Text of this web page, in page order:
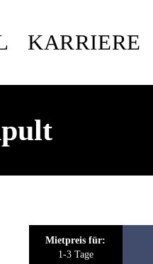
KARRIERE
Mietpreis für:
1-3 Tage